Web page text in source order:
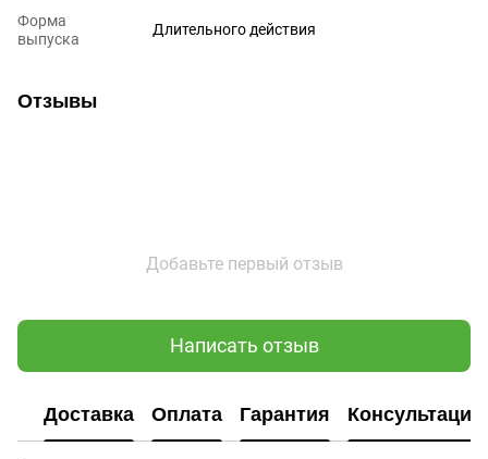
Форма
выпуска
Длительного действия
Отзывы
Добавьте первый отзыв
Написать отзыв
Доставка Оплата Гарантия Консультация